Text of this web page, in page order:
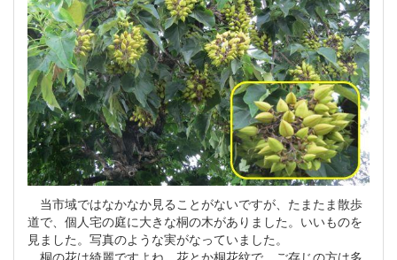
当市域ではなかなか見ることがないですが、たまたま散歩
道で、個人宅の庭に大きな桐の木がありました。いいものを
見ました。写真のような実がなっていました。
桐の花は綺麗ですよね。花とか桐花紋で、ご存じの方は多